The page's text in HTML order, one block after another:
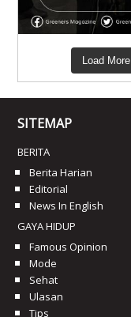
Load More
SITEMAP
BERITA
Berita Harian
Editorial
News In English
GAYA HIDUP
Famous Opinion
Mode
Sehat
Ulasan
Tips